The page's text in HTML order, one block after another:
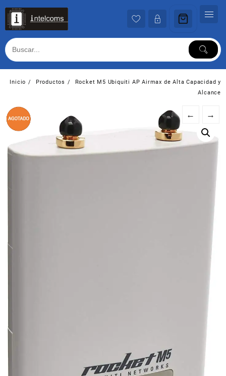
contenido
Inicio Productos
Rocket M5 Ubiquiti AP Airmax de Alta Capacidad y
Alcance
← →